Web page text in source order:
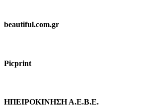
beautiful.com.gr
Picprint
ΗΠΕΙΡΟΚΙΝΗΣΗ Α.Ε.Β.Ε.